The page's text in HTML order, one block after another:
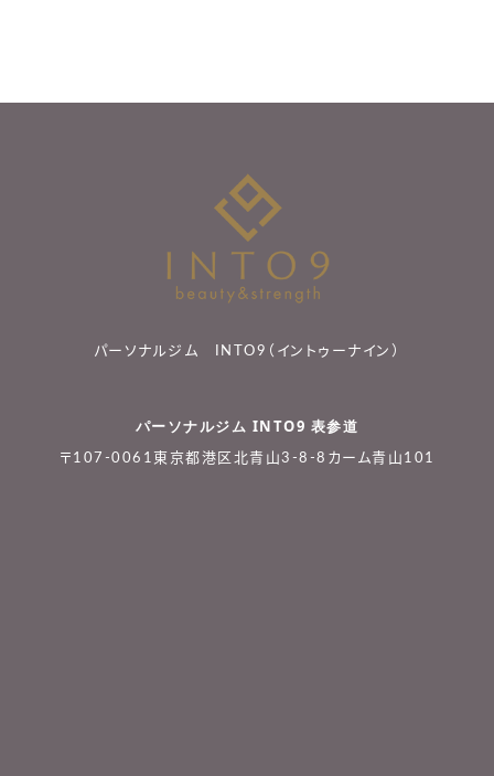
パーソナルジム INTO9（イントゥーナイン）
パーソナルジム INTO9 表参道
〒107-0061東京都港区北青山3-8-8カーム青山101